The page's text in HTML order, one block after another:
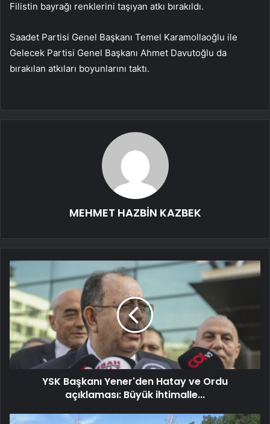
Filistin bayrağı renklerini taşıyan atkı bırakıldı.
Saadet Partisi Genel Başkanı Temel Karamollaoğlu ile
Gelecek Partisi Genel Başkanı Ahmet Davutoğlu da
bırakılan atkıları boyunlarını taktı.
MEHMET HAZBİN KAZBEK
YSK Başkanı Yener'den Hatay ve Ordu
açıklaması: Büyük ihtimalle...